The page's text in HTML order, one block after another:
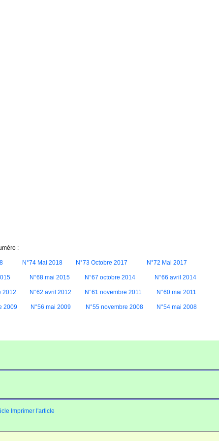
:
N°74 Mai 2018 N°73 Octobre 2017 N°72 Mai 2017
N°68 mai 2015 N°67 octobre 2014 N°66 avril 2014
2012 N°62 avril 2012 N°61 novembre 2011 N°60 mai 2011
2009 N°56 mai 2009 N°55 novembre 2008 N°54 mai 2008
Imprimer l'article